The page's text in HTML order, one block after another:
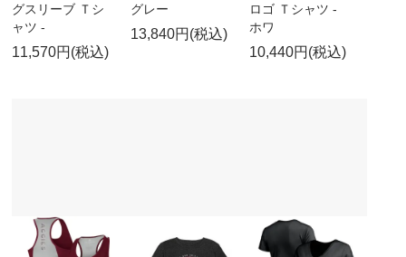
グスリーブ Ｔシ
ャツ -
11,570円(税込)
グレー
13,840円(税込)
ロゴ Ｔシャツ -
ホワ
10,440円(税込)